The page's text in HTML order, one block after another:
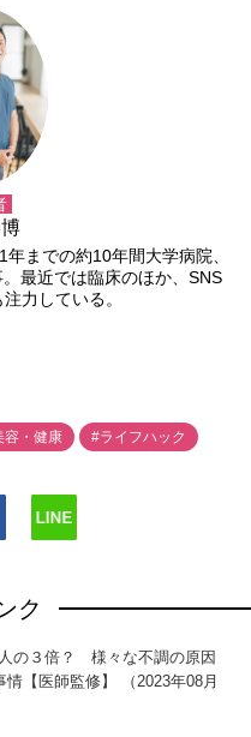
までの約10年間大学病院、
最近では臨床のほか、SNS
力している。
容・健康 #ライフハック
ク
の３倍？ 様々な不調の原因
情【医師監修】 （2023年08月